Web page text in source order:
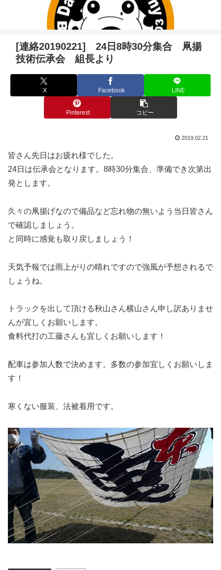
[連絡20190221] 24日8時30分集合 凧揚
技術伝承会 組長より
X Facebook LINE
Pinterest コピー
2019.02.21
皆さん先日はお疲れ様でした。
24日は伝承会となります。8時30分集合、準備でき次第出
発とします。
久々の凧揚げなので備品など忘れ物の無いよう当日皆さん
で確認しましょう。
と同時に感覚も取り戻しましょう！
天気予報では雨上がりの晴れですので強風が予想されるで
しょうね。
トラックを出して頂ける秋山さん横山さん申し訳ありませ
んが宜しくお願いします。
食料代打の工藤さんも宜しくお願いします！
配車は参加人数で決めます。多数の参加宜しくお願いしま
す！
寒くない服装、法被着用です。